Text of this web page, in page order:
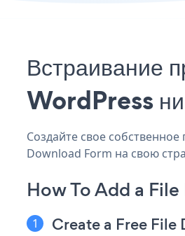
WordPress
Создайте свое
Download Form на свою
How To Add a
Create a Free